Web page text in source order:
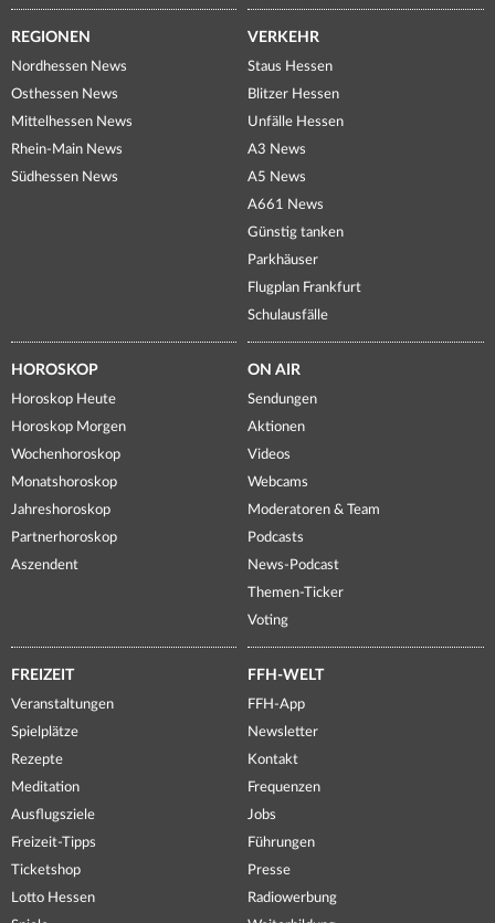
REGIONEN
Nordhessen News
Osthessen News
Mittelhessen News
Rhein-Main News
Südhessen News
VERKEHR
Staus Hessen
Blitzer Hessen
Unfälle Hessen
A3 News
A5 News
A661 News
Günstig tanken
Parkhäuser
Flugplan Frankfurt
Schulausfälle
HOROSKOP
Horoskop Heute
Horoskop Morgen
Wochenhoroskop
Monatshoroskop
Jahreshoroskop
Partnerhoroskop
Aszendent
ON AIR
Sendungen
Aktionen
Videos
Webcams
Moderatoren & Team
Podcasts
News-Podcast
Themen-Ticker
Voting
FREIZEIT
Veranstaltungen
Spielplätze
Rezepte
Meditation
Ausflugsziele
Freizeit-Tipps
Ticketshop
Lotto Hessen
FFH-WELT
FFH-App
Newsletter
Kontakt
Frequenzen
Jobs
Führungen
Presse
Radiowerbung